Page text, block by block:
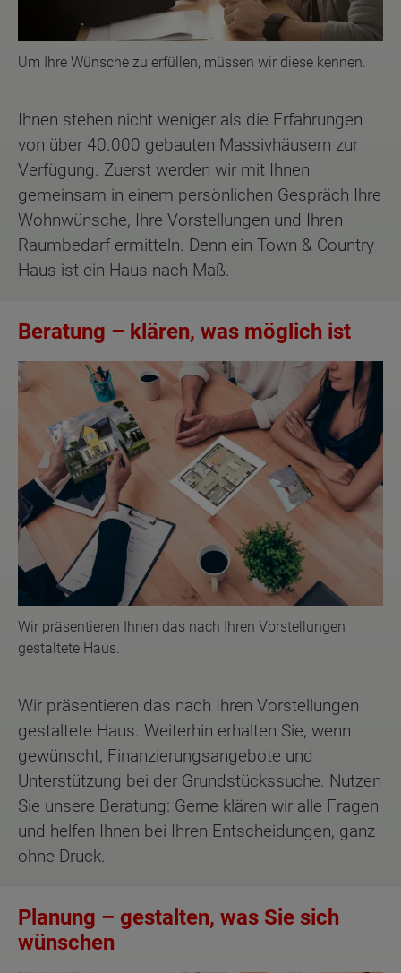
Um Ihre Wünsche zu erfüllen, müssen wir diese kennen.
Ihnen stehen nicht weniger als die Erfahrungen
von über 40.000 gebauten Massivhäusern zur
Verfügung. Zuerst werden wir mit Ihnen
gemeinsam in einem persönlichen Gespräch Ihre
Wohnwünsche, Ihre Vorstellungen und Ihren
Raumbedarf ermitteln. Denn ein Town & Country
Haus ist ein Haus nach Maß.
Beratung – klären, was möglich ist
Wir präsentieren Ihnen das nach Ihren Vorstellungen
gestaltete Haus.
Wir präsentieren das nach Ihren Vorstellungen
gestaltete Haus. Weiterhin erhalten Sie, wenn
gewünscht, Finanzierungsangebote und
Unterstützung bei der Grundstückssuche. Nutzen
Sie unsere Beratung: Gerne klären wir alle Fragen
und helfen Ihnen bei Ihren Entscheidungen, ganz
ohne Druck.
Planung – gestalten, was Sie sich
wünschen